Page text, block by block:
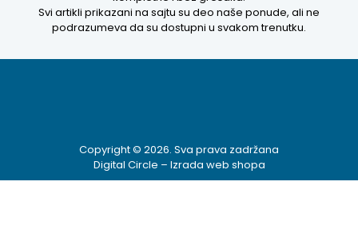
Svi artikli prikazani na sajtu su deo naše ponude, ali ne
podrazumeva da su dostupni u svakom trenutku.
Copyright © 2026. Sva prava zadržana
Digital Circle – Izrada web shopa
Kako mogu da
Asistent. Pitajte
me šta god o